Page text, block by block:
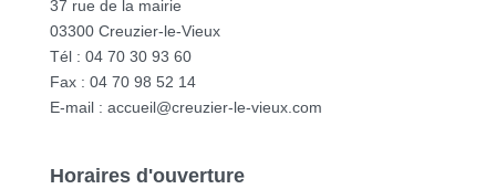
37 rue de la mairie
03300 Creuzier-le-Vieux
Tél : 04 70 30 93 60
Fax : 04 70 98 52 14
E-mail : accueil@creuzier-le-vieux.com
Horaires d'ouverture